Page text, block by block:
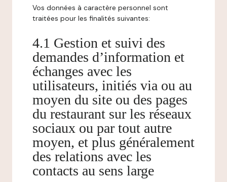
Vos données à caractère personnel sont
traitées pour les finalités suivantes:
4.1 Gestion et suivi des
demandes d’information et
échanges avec les
utilisateurs, initiés via ou au
moyen du site ou des pages
du restaurant sur les réseaux
sociaux ou par tout autre
moyen, et plus généralement
des relations avec les
contacts au sens large